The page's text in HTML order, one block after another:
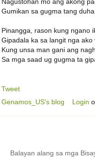
Gumikan sa gugma tang
Pinangga, rason kung ngano
Gipadala ka sa langit nga ako
Kung unsa man gani ang
Sa mga saad ug gugma ta
Tweet
Genamos_US's blog
Login
Balayan alang sa mga